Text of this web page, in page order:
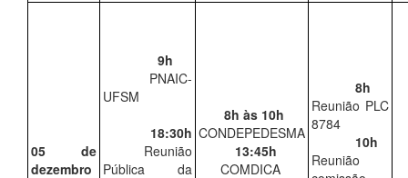
05 de
dezembro
9h
PNAIC-
UFSM
18:30h
Reunião
Pública da
8h às 10h
CONDEPEDESMA
13:45h
COMDICA
8h
Reunião PLC
8784
10h
Reunião